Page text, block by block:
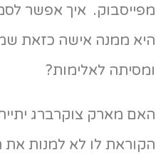
איך אפשר
ממנה אישה כזאת
לאלימות?
מארק צוקרברג
לו לא למנות את